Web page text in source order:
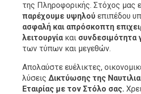
της Πληροφορικής. Στόχος μας
παρέχουμε υψηλούεπιπέδου
ασφαλή και απρόσκοπτη
λειτουργίακαι συνδεσιμότητα
των τύπων και μεγεθών.
Απολαύστε ευέλικτες,
λύσεις Δικτύωσης της
Εταιρίας με τον Στόλο σας.